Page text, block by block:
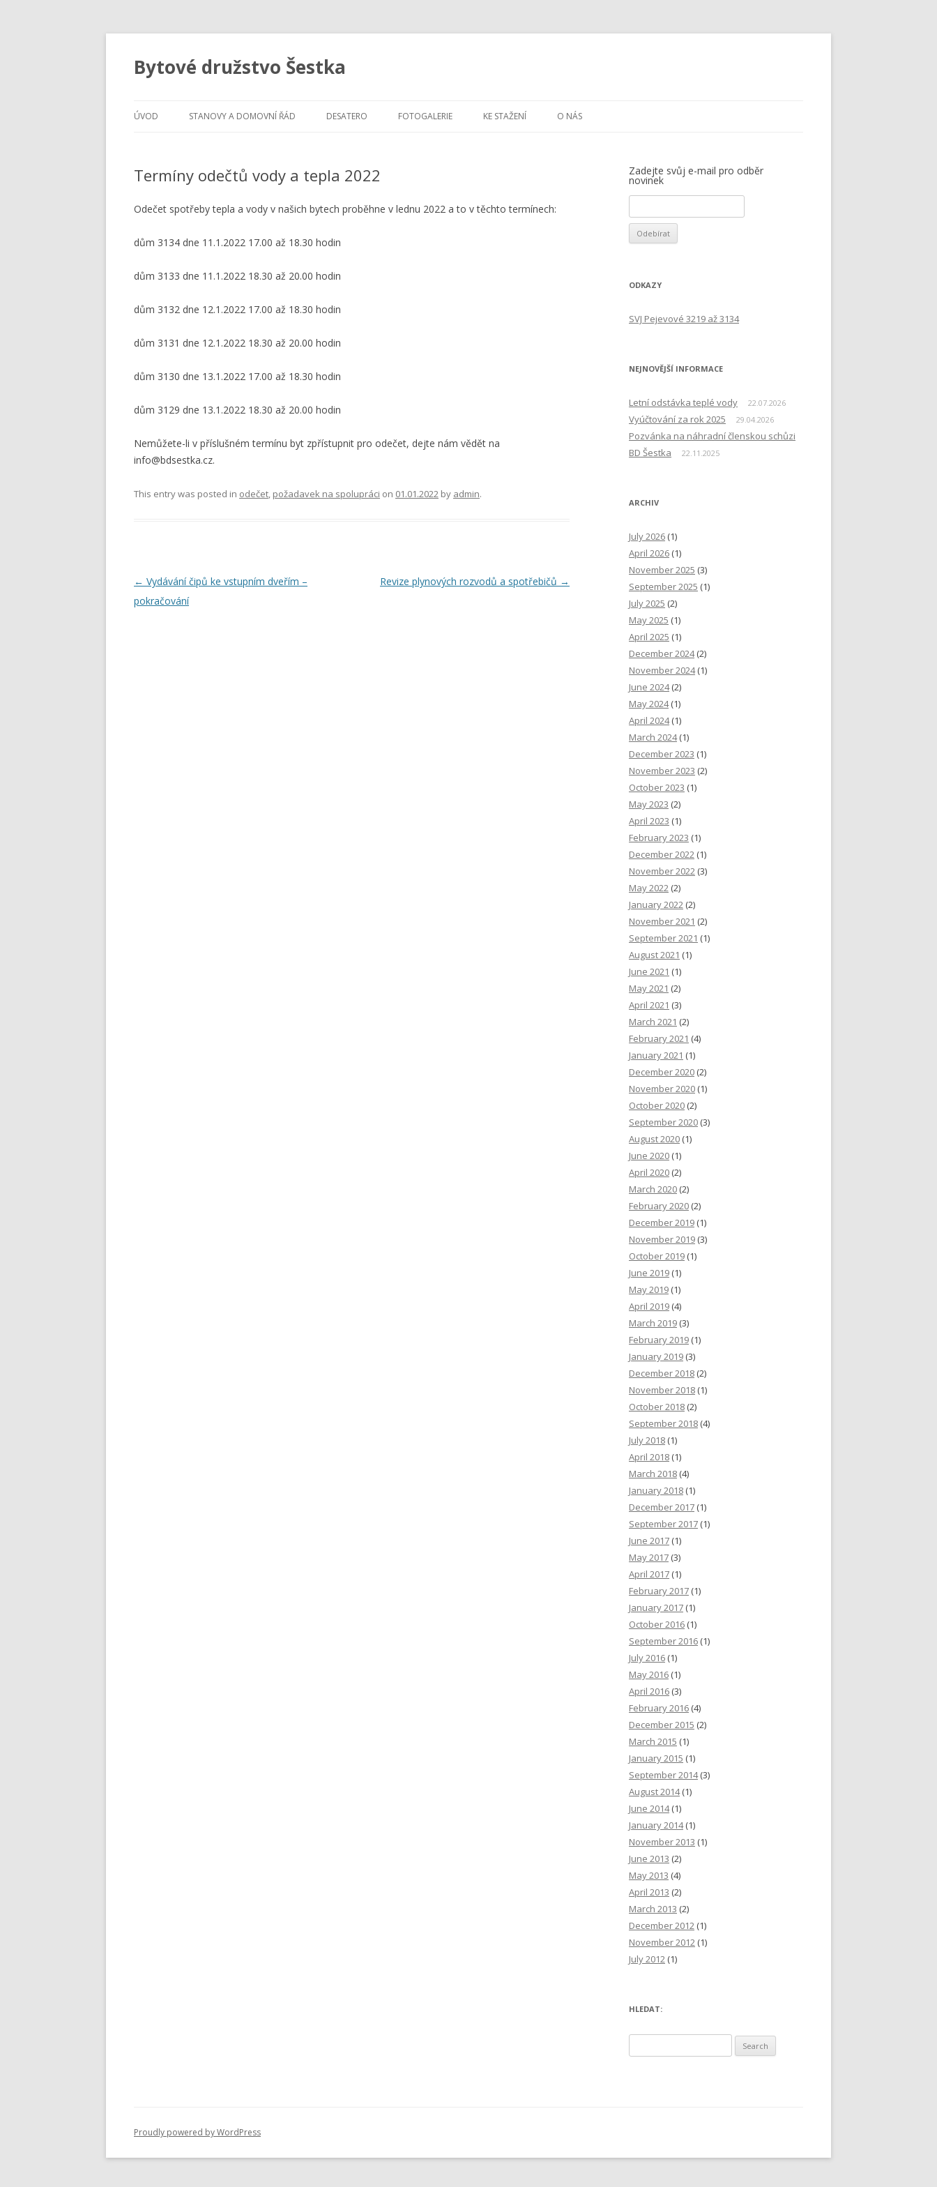
Bytové družstvo Šestka
ÚVOD STANOVY A DOMOVNÍ ŘÁD DESATERO FOTOGALERIE KE STAŽENÍ O NÁS
Termíny odečtů vody a tepla 2022
Odečet spotřeby tepla a vody v našich bytech proběhne v lednu 2022 a to v těchto termínech:
dům 3134 dne 11.1.2022 17.00 až 18.30 hodin
dům 3133 dne 11.1.2022 18.30 až 20.00 hodin
dům 3132 dne 12.1.2022 17.00 až 18.30 hodin
dům 3131 dne 12.1.2022 18.30 až 20.00 hodin
dům 3130 dne 13.1.2022 17.00 až 18.30 hodin
dům 3129 dne 13.1.2022 18.30 až 20.00 hodin
Nemůžete-li v příslušném termínu byt zpřístupnit pro odečet, dejte nám vědět na
info@bdsestka.cz.
This entry was posted in odečet, požadavek na spolupráci on 01.01.2022 by admin.
Post
navigation
← Vydávání čipů ke vstupním dveřím –
pokračování
Revize plynových rozvodů a spotřebičů →
Zadejte svůj e-mail pro odběr
novinek
ODKAZY
SVJ Pejevové 3219 až 3134
NEJNOVĚJŠÍ INFORMACE
Letní odstávka teplé vody 22.07.2026
Vyúčtování za rok 2025 29.04.2026
Pozvánka na náhradní členskou schůzi
BD Šestka
22.11.2025
ARCHIV
July 2026 (1)
April 2026 (1)
November 2025 (3)
September 2025 (1)
July 2025 (2)
May 2025 (1)
April 2025 (1)
December 2024(2)
November 2024(1)
June 2024(2)
May 2024(1)
April 2024(1)
March 2024(1)
December 2023 (1)
November 2023 (2)
October 2023 (1)
May 2023 (2)
April 2023 (1)
February 2023 (1)
December 2022 (1)
November 2022 (3)
May 2022 (2)
January 2022 (2)
November 2021 (2)
September 2021 (1)
August 2021 (1)
June 2021 (1)
May 2021 (2)
April 2021 (3)
March 2021 (2)
February 2021 (4)
January 2021 (1)
December 2020 (2)
November 2020 (1)
October 2020 (2)
September 2020 (3)
August 2020 (1)
June 2020 (1)
April 2020 (2)
March 2020 (2)
February 2020 (2)
December 2019 (1)
November 2019 (3)
October 2019 (1)
June 2019 (1)
May 2019 (1)
April 2019 (4)
March 2019 (3)
February 2019 (1)
January 2019 (3)
December 2018 (2)
November 2018 (1)
October 2018 (2)
September 2018 (4)
July 2018 (1)
April 2018 (1)
March 2018 (4)
January 2018 (1)
December 2017 (1)
September 2017 (1)
June 2017 (1)
May 2017 (3)
April 2017 (1)
February 2017 (1)
January 2017 (1)
October 2016 (1)
September 2016 (1)
July 2016 (1)
May 2016 (1)
April 2016 (3)
February 2016 (4)
December 2015 (2)
March 2015 (1)
January 2015 (1)
September 2014(3)
August 2014(1)
June 2014(1)
January 2014(1)
November 2013 (1)
June 2013 (2)
May 2013 (4)
April 2013 (2)
March 2013 (2)
December 2012 (1)
November 2012 (1)
July 2012 (1)
HLEDAT:
e
o
Proudly powered by WordPress